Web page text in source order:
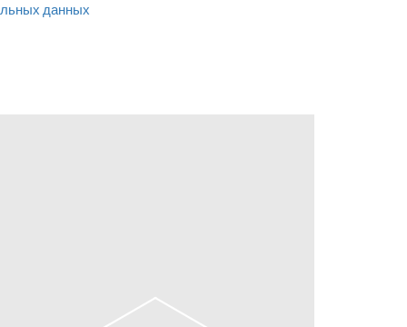
данных